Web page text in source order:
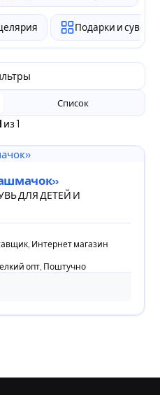
Подарки и
из 1
Список
ДЛЯ ДЕТЕЙ И
Интернет магазин
опт, Поштучно